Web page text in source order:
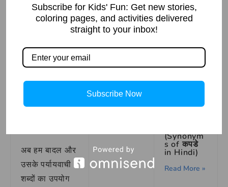
घटा
बदली
घनश्याम
धर
अब हम बादल और
उसके पर्यायवाची
शब्दों का उपयोग
Navigatin
Issues in
Comprehe
Guide
(Synonym
s of कपडे
in Hindi)
Read More »
Subscribe for Kids' Fun: Get new stories,
coloring pages, and activities delivered
straight to your inbox!
Subscribe Now